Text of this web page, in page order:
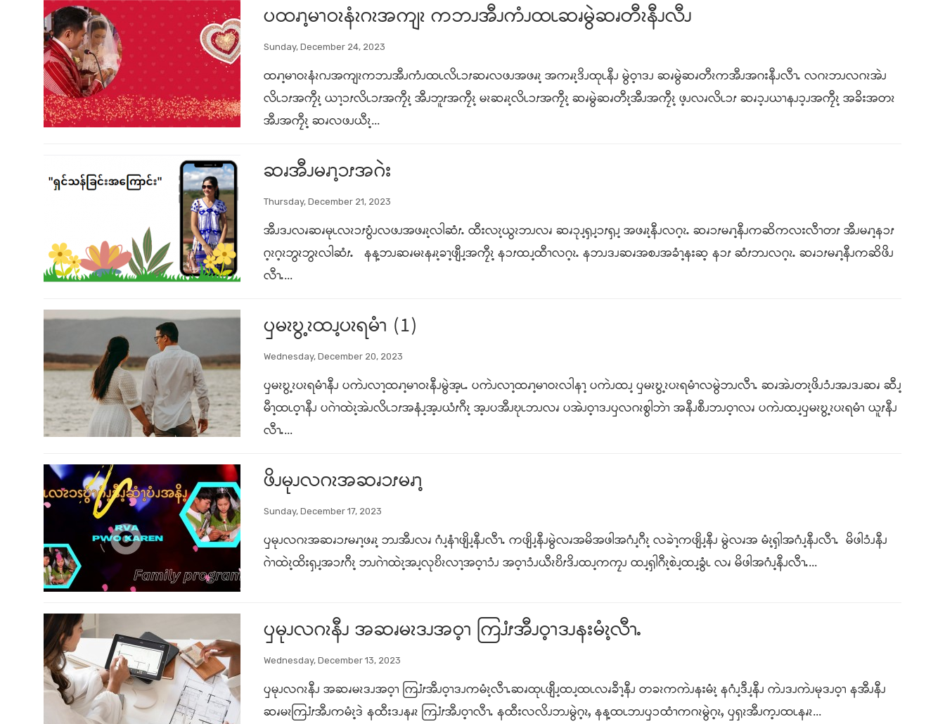
ပထၧၫ့မၫဝၩနံၩဂၩအကျၩ ကဘၪအီၪကံၪထၬဆၧမွဲဆၧတီၩနီၪလီၪ
Sunday, December 24, 2023
ထၧၫ့မၫဝၩနံၩဂၪအကျၩကဘၪအီၪကံၪထၬလိၬၥၭဆၧလဖၪအဖၧၩ့ အကၧၩ့ဒိၪထုၬနီၪ မွဲဝ့ၫဒၪ ဆၧမွဲဆၧတီၩကအီၪအဂးနီၪလီၫႉ လဂၩဘၪလဂၩအဲၪ
လိၬၥၭအကၠီၩ့ ယၫ့ၥၭလိၬၥၭအကၠီၩ့ အီၪဘူၭအကၠီၩ့ မၩဆၧၩ့လိၬၥၭအကၠီၩ့ ဆၧမွဲဆၧတီၩ့အီၪအကၠီၩ့ ဖ့ၪလၧလိၬၥၭ ဆၧၥ့ၪယၫနၪၥ့ၪအကၠီၩ့ အခိးအတၩ
အီၪအကၠီၩ့ ဆၧလဖၪယီၩ့...
ဆၧအီၪမၧၫ့ၥၭအဂဲး
Thursday, December 21, 2023
အီၪဒၪလၧဆၧမုၬလၩၥၭဎွံၪလဖၪအဖၧၩ့လါဆံၭႉ ထီးလၩ့ယွၩဘၪလၧ ဆၧၥုၪ့ၡၪ့ၥၭၡၪ့ အဖၧၩ့နီၪလဂ့ၩႉ ဆၧၥၭမၧၫ့နီၪကဆိကလးလီၫတၭ အီၪမၧၫ့နၥၭ
ဂ့ၩဂ့ၩဘွၩဘွၩလါဆံၭႉ နန့ဘၪဆၧမၩနၧၩ့ခၫ့ဖျီၪ့အကၠီၩ့ နၥၭထၪ့ထီၫလဂ့ၩႉ နဘၪဒၪဆၧအစၪအခံၫ့နးဆ့ နၥၭ ဆံၭဘၪလဂ့ၩႉ ဆၧၥၭမၧၫ့နီၪကဆိဖိၪ
လီၫႉ...
ၦမၩဎွ့ၩထၪ့ပၩရမံၫ (1)
Wednesday, December 20, 2023
ၦမၩဎွ့ၩပၩရမံၫနီၪ ပကဲၪလၫ့ထၧၫ့မၫဝၩနီၪမွဲအ့ၬႉ ပကဲၪလၫ့ထၧၫ့မၫဝၩလါနၫ့ ပကဲၪထၪ့ ၦမၩဎွ့ၩပၩရမံၫလမွဲဘၪလီၫႉ ဆၧအဲၪတၩ့ဖိၪၥံၪအၪဒၪဆၧ ဆီၪ့
မီၫ့ထၬဝ့ၫနီၪ ပဂဲၫထဲၩ့အဲၪလိၬၥၭအနံၪ့အ့ၪယံၭဂီၩ့ အ့ၪပအီၪဎုၬဘၪလၧ ပအဲၪဝ့ၫဒၪၦလဂၩစွါဘဲၫ အနီၪစီၪဘၪဝ့ၫလၧ ပကဲၪထၪ့ၦမၩဎွ့ၩပၩရမံၫ ယူၭနီၪ
လီၫႉ...
ဖိၪမုၪလဂၩအဆၧၥၭမၧၫ့
Sunday, December 17, 2023
ၦမုၪလဂၩအဆၧၥၭမၧၫ့ဖၧၩ့ ဘၪအီၪလၧ ဂံၪ့နံၫဖျိၪ့နီၪလီၫႉ ကဖျိၪ့နီၪမွဲလၧအမိအဖါအဂံၪ့ဂီၩ့ လခဲၫ့ကဖျိၪ့နီၪ မွဲလၧအ မံၩ့ၡါအဂံၪ့နီၪလီၫႉ မိဖါၥံၪနီၪ
ဂဲၫထဲၩ့ထိးၡၪ့အၥၭဂီၩ့ ဘၪဂဲၫထဲၩ့အၪ့လုဎိၩလၫ့အဝ့ၫၥံၪ အဝ့ၫၥံၪယီၩဎိၭဒိၪထၪ့ကကၠၪ ထၪ့ၡါဂီၩ့စဲၪ့ထၪ့ခွံၬ လၧ မိဖါအဂံၪ့နီၪလီၫႉ...
ၦမုၪလဂၩနီၪ အဆၧမၩဒၪအဝ့ၫ ကြၨၭအီၪဝ့ၫဒၪနးမံၩ့လီၫႉ
Wednesday, December 13, 2023
ၦမုၪလဂၩနီၪ အဆၧမၩဒၪအဝ့ၫ ကြၨၭအီၪဝ့ၫဒၪကမံၩ့လီၫႉဆၧထုၬဖျီၪ့ထၪ့ထၬလၧခီၫ့နီၪ တခၩကကဲၪနးမံၩ့ နဂံၪ့ဒီၪ့နီၪ ကဲၪဒၪကဲၪမုဒၪဝ့ၫ နအီၪနီၪ
ဆၧမၩကြၨၭအီၪကမံၩ့ဒဲ နထီးဒၪနၧၩ ကြၨၭအီၪဝ့ၫလီၫႉ နထီးလလိၪဘၪမွဲဂ့ၩႇ နန့ထၬဘၪၦၥထံၫကဂၩမွဲဂ့ၩႇ ၦၡၩအီၪက့ၪထၬနၧၩ...